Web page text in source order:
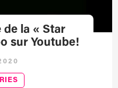
de la « Star
sur Youtube!